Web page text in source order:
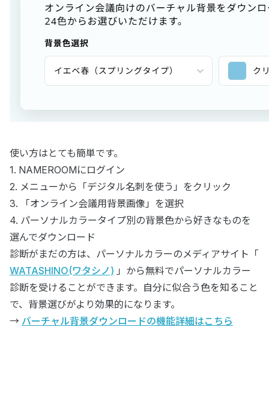
使い方はとても簡単です。
1. NAMEROOMにログイン
2. メニューから「デジタル名刺を使う」をクリック
3. 「オンライン会議用背景画像」を選択
4. パーソナルカラータイプ別の背景色から好きなものを
選んでダウンロード
診断がまだの方は、パーソナルカラーのメディアサイト「
WATASHINO(ワタシノ) 」から無料でパーソナルカラー
診断を受けることができます。自分に似合う色を知ること
で、背景選びがより効果的になります。
→ バーチャル背景ダウンロードの機能詳細はこちら